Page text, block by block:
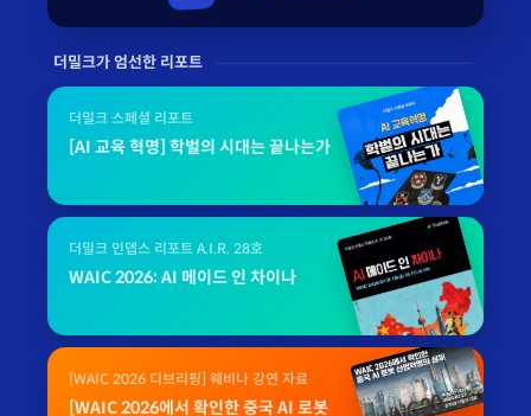
더밀크가 엄선한 리포트
더밀크 스페셜 리포트
[AI 교육 혁명] 학벌의 시대는 끝나는가
더밀크 인뎁스 리포트 A.I.R. 28호
WAIC 2026: AI 메이드 인 차이나
[WAIC 2026 디브리핑] 웨비나 강연 자료
[WAIC 2026에서 확인한 중국 AI 로봇